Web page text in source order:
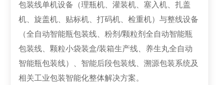
包装线单机设备（理瓶机、灌装机、塞入机、扎盖
机、旋盖机、贴标机、打码机、检重机）与整线设备
（全自动智能瓶包装线、粉剂/颗粒剂全自动智能瓶
包装线、颗粒小袋装盒/装箱生产线、养生丸全自动
智能瓶包装线）、智能后段包装线、溯源包装系统及
相关工业包装智能化整体解决方案。